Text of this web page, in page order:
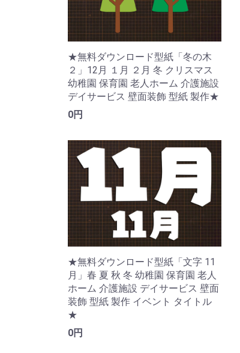
★無料ダウンロード型紙「冬の木
２」12月 １月 ２月 冬 クリスマス
幼稚園 保育園 老人ホーム 介護施設
デイサービス 壁面装飾 型紙 製作★
0円
★無料ダウンロード型紙「文字 11
月」春 夏 秋 冬 幼稚園 保育園 老人
ホーム 介護施設 デイサービス 壁面
装飾 型紙 製作 イベント タイトル
★
0円